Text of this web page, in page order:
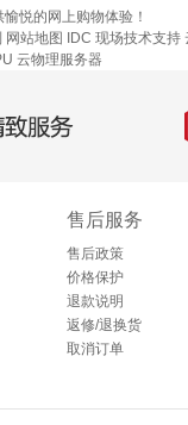
悦的网上购物体验！
网站地图 IDC 现场技术支持
云物理服务器
服务
售后服务
售后政策
价格保护
退款说明
返修/退换货
取消订单